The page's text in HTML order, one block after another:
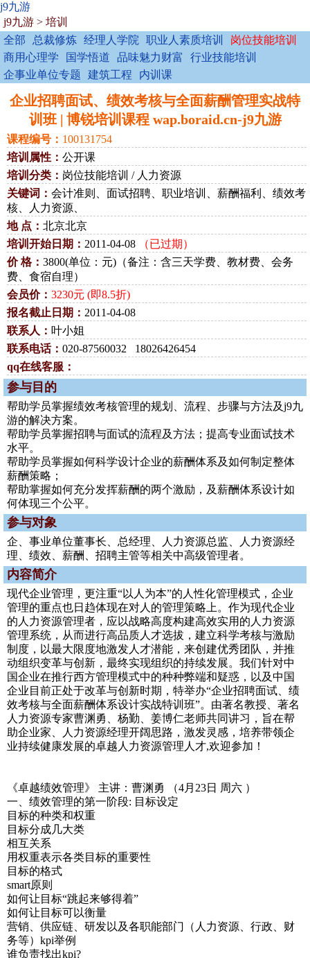
j9九游
j9九游 > 培训
全部
总裁修炼 经理人学院 职业人素质培训
岗位技能培训
商用心理学
国学悟道 品味魅力财富
行业技能培训
企事业单位专题
建筑工程 内训课
企业招聘面试、绩效考核与全面薪酬管理实战特
训班 | 博锐培训课程 wap.boraid.cn-j9九游
课程编号： 100131754
培训属性： 公开课
培训分类： 岗位技能培训 / 人力资源
关键词： 会计准则、面试招聘、职业培训、薪酬福利、绩效考
核、人力资源、
地 点： 北京北京
培训开始日期： 2011-04-08
（已过期）
价 格： 3800(单位：元)（备注：含三天学费、教材费、会务
费、食宿自理）
会员价： 3230元 (即8.5折)
报名截止日期： 2011-04-08
联系人： 叶小姐
联系电话： 020-87560032 18026426454
qq在线客服：
参与目的
帮助学员掌握绩效考核管理的规划、流程、步骤与方法及j9九
游的解决方案。
帮助学员掌握招聘与面试的流程及方法；提高专业面试技术
水平。
帮助学员掌握如何科学设计企业的薪酬体系及如何制定整体
薪酬策略；
帮助掌握如何充分发挥薪酬的两个激励，及薪酬体系设计如
何体现三个公平。
参与对象
企、事业单位董事长、总经理、人力资源总监、人力资源经
理、绩效、薪酬、招聘主管等相关中高级管理者。
内容简介
现代企业管理，更注重“以人为本”的人性化管理模式，企业
管理的重点也日趋体现在对人的管理策略上。作为现代企业
的人力资源管理者，应以战略高度构建高效实用的人力资源
管理系统，从而进行高品质人才选拔，建立科学考核与激励
制度，以最大限度地激发人才潜能，来创建优秀团队，并推
动组织变革与创新，最终实现组织的持续发展。我们针对中
国企业在推行西方管理模式中的种种弊端和疑惑，以及中国
企业目前正处于改革与创新时期，特举办“企业招聘面试、绩
效考核与全面薪酬体系设计实战特训班”。由著名教授、著名
人力资源专家曹渊勇、杨勤、姜博仁老师共同讲习，旨在帮
助企业家、人力资源经理开阔思路，激发灵感，培养带领企
业持续健康发展的卓越人力资源管理人才,欢迎参加！
《卓越绩效管理》 主讲：曹渊勇 （4月23日 周六 ）
一、绩效管理的第一阶段: 目标设定
目标的种类和权重
目标分成几大类
相互关系
用权重表示各类目标的重要性
目标的格式
smart原则
如何让目标“跳起来够得着”
如何让目标可以衡量
营销、供应链、研发以及各职能部门（人力资源、行政、财
务等）kpi举例
谁负责找出kpi?